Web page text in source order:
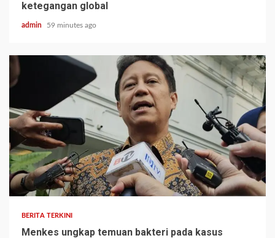
ketegangan global
admin 59 minutes ago
BERITA TERKINI
Menkes ungkap temuan bakteri pada kasus